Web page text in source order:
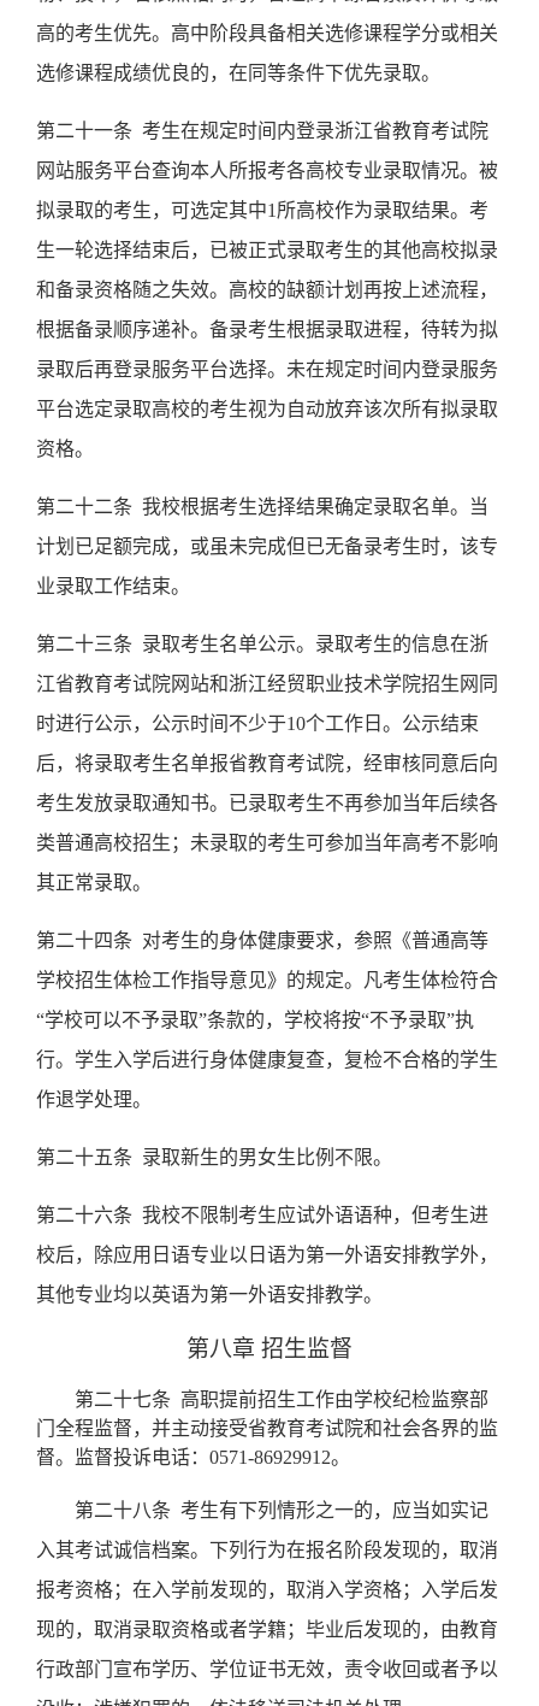
高的考生优先。高中阶段具备相关选修课程学分或相关
选修课程成绩优良的，在同等条件下优先录取。
第二十一条 考生在规定时间内登录浙江省教育考试院
网站服务平台查询本人所报考各高校专业录取情况。被
拟录取的考生，可选定其中1 所高校作为录取结果。考
生一轮选择结束后，已被正式录取考生的其他高校拟录
和备录资格随之失效。高校的缺额计划再按上述流程，
根据备录顺序递补。备录考生根据录取进程，待转为拟
录取后再登录服务平台选择。未在规定时间内登录服务
平台选定录取高校的考生视为自动放弃该次所有拟录取
资格。
第二十二条 我校根据考生选择结果确定录取名单。当
计划已足额完成，或虽未完成但已无备录考生时，该专
业录取工作结束。
第二十三条 录取考生名单公示。录取考生的信息在浙
江省教育考试院网站和浙江经贸职业技术学院招生网同
时进行公示，公示时间不少于10个工作日。公示结束
后，将录取考生名单报省教育考试院，经审核同意后向
考生发放录取通知书。已录取考生不再参加当年后续各
类普通高校招生；未录取的考生可参加当年高考不影响
其正常录取。
第二十四条 对考生的身体健康要求，参照《普通高等
学校招生体检工作指导意见》的规定。凡考生体检符合
“学校可以不予录取”条款的，学校将按“不予录取”执
行。学生入学后进行身体健康复查，复检不合格的学生
作退学处理。
第二十五条 录取新生的男女生比例不限。
第二十六条 我校不限制考生应试外语语种，但考生进
校后，除应用日语专业以日语为第一外语安排教学外，
其他专业均以英语为第一外语安排教学。
第八章 招生监督
第二十七条 高职提前招生工作由学校纪检监察部
门全程监督，并主动接受省教育考试院和社会各界的监
督。监督投诉电话： 0571-86929912。
第二十八条 考生有下列情形之一的，应当如实记
入其考试诚信档案。下列行为在报名阶段发现的，取消
报考资格；在入学前发现的，取消入学资格；入学后发
现的，取消录取资格或者学籍；毕业后发现的，由教育
行政部门宣布学历、学位证书无效，责令收回或者予以